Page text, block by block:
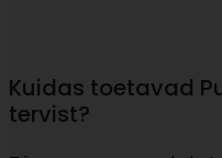
Kuidas toetavad
tervist?